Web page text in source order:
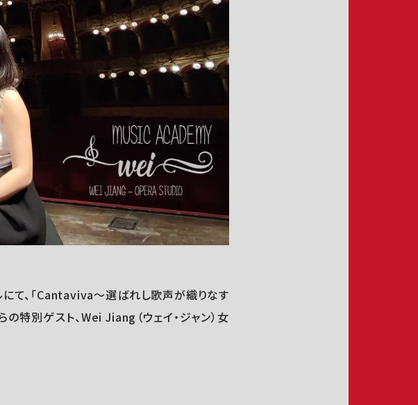
て、「Cantaviva～選ばれし歌声が織りなす
特別ゲスト、Wei Jiang（ウェイ・ジャン）女